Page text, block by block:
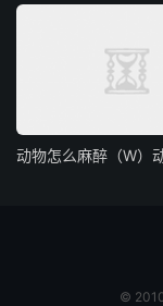
动物怎么麻醉（W）
©